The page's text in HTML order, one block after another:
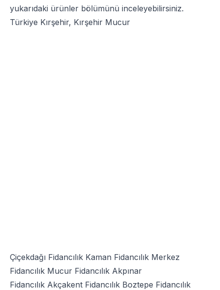
yukarıdaki ürünler bölümünü inceleyebilirsiniz.
Türkiye Kırşehir, Kırşehir Mucur
Çiçekdağı Fidancılık Kaman Fidancılık Merkez
Fidancılık Mucur Fidancılık Akpınar
Fidancılık Akçakent Fidancılık Boztepe Fidancılık